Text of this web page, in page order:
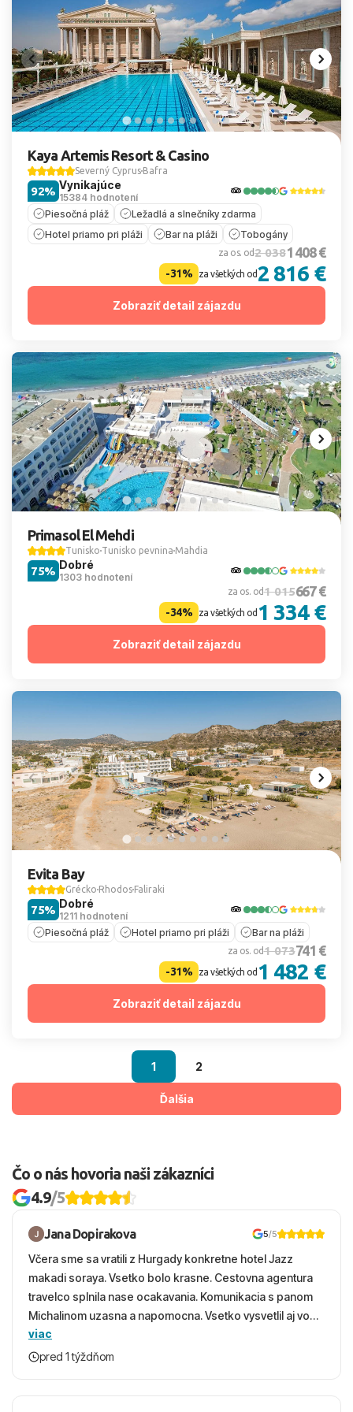
Kaya Artemis Resort & Casino
Severný Cyprus Bafra
Vynikajúce
15384 hodnotení
92%
Piesočná pláž
Ležadlá a slnečníky zdarma
Hotel priamo pri pláži
Bar na pláži Tobogány
za os. od2 0381 408 €
-31% za všetkých od2 816 €
Zobraziť detail zájazdu
Primasol El Mehdi
Tunisko Tunisko pevnina Mahdia
Dobré
1303 hodnotení
75%
za os. od1 015667 €
-34% za všetkých od 1 334 €
Zobraziť detail zájazdu
Evita Bay
Grécko Rhodos Faliraki
Dobré
1211 hodnotení
75%
Piesočná pláž Hotel priamo pri pláži Bar na pláži
za os. od1 073741 €
-31% za všetkých od 1 482 €
Zobraziť detail zájazdu
1 2
Ďalšia
Čo o nás hovoria naši zákazníci
4.9/5
Jana Dopirakova 5/5
Včera sme sa vratili z Hurgady konkretne hotel Jazz
makadi soraya. Vsetko bolo krasne. Cestovna agentura
travelco splnila nase ocakavania. Komunikacia s panom
Michalinom uzasna a napomocna. Vsetko vysvetlil aj vo
vecernych hodinach zaco sa ospravedlnujem. Hotel
krasny, cisty. Sluzby top. Strava, prostredie, more,
viac
pred 1 týždňom